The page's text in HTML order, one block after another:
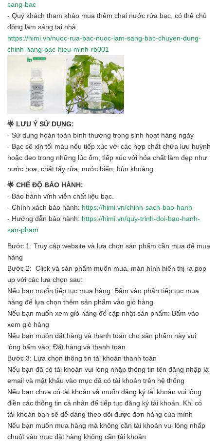
sang-bac
- Quý khách tham khảo mua thêm chai nước rửa bạc, có thể chủ
động làm sáng tại nhà
https://himi.vn/nuoc-rua-bac-nuoc-lam-sang-bac-chuyen-dung-
chinh-hang-bac-hieu-minh-rb001
🌟 LƯU Ý SỬ DỤNG:
- Sử dụng hoàn toàn bình thường trong sinh hoạt hàng ngày
- Bạc sẽ xỉn tối màu nếu tiếp xúc với các hợp chất chứa lưu huỳnh
hoặc đeo trong những lúc ốm, tiếp xúc với hóa chất làm đẹp như
nước hoa, chất tẩy rửa, nước biển, bùn khoáng
🌟 CHẾ ĐỘ BẢO HÀNH:
- Bảo hành vĩnh viễn chất liệu bạc.
- Chính xách bảo hành: https://himi.vn/chinh-sach-bao-hanh
- Hướng dẫn bảo hành: https://himi.vn/quy-trinh-doi-bao-hanh-
san-pham
Bước 1: Truy cập website và lựa chọn sản phẩm cần mua để mua
hàng
Bước 2: Click và sản phẩm muốn mua, màn hình hiển thị ra pop
up với các lựa chọn sau:
Nếu bạn muốn tiếp tục mua hàng: Bấm vào phần tiếp tục mua
hàng để lựa chọn thêm sản phẩm vào giỏ hàng
Nếu bạn muốn xem giỏ hàng để cập nhật sản phẩm: Bấm vào
xem giỏ hàng
Nếu bạn muốn đặt hàng và thanh toán cho sản phẩm này vui
lòng bấm vào: Đặt hàng và thanh toán
Bước 3: Lựa chọn thông tin tài khoản thanh toán
Nếu bạn đã có tài khoản vui lòng nhập thông tin tên đăng nhập là
email và mật khẩu vào mục đã có tài khoản trên hệ thống
Nếu bạn chưa có tài khoản và muốn đăng ký tài khoản vui lòng
điền các thông tin cá nhân để tiếp tục đăng ký tài khoản. Khi có
tài khoản bạn sẽ dễ dàng theo dõi được đơn hàng của mình
Nếu bạn muốn mua hàng mà không cần tài khoản vui lòng nhấp
chuột vào mục đặt hàng không cần tài khoản